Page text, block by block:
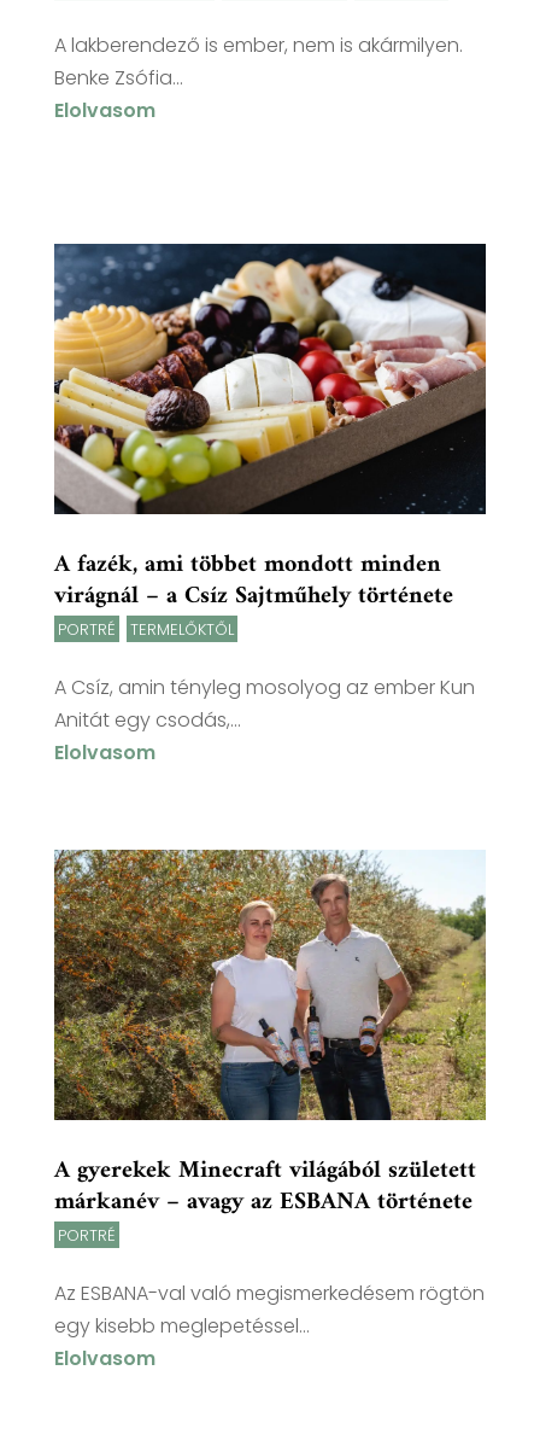
A lakberendező is ember, nem is akármilyen.
Benke Zsófia...
Elolvasom
A fazék, ami többet mondott minden
virágnál – a Csíz Sajtműhely története
PORTRÉ TERMELŐKTŐL
A Csíz, amin tényleg mosolyog az ember Kun
Anitát egy csodás,...
Elolvasom
A gyerekek Minecraft világából született
márkanév – avagy az ESBANA története
PORTRÉ
Az ESBANA-val való megismerkedésem rögtön
egy kisebb meglepetéssel...
Elolvasom